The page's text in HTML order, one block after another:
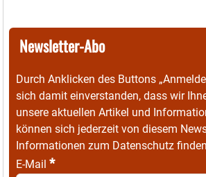
Newsletter-Abo
Durch Anklicken des Buttons
sich damit einverstanden, dass wir
unsere aktuellen Artikel und
können sich jederzeit von diesem
Informationen zum Datenschutz
E-Mail *